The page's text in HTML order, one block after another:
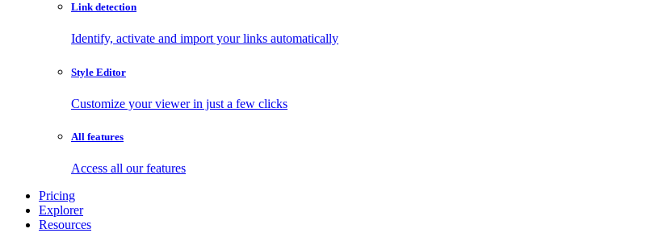
Link detection
Identify, activate and import your links automatically
Style Editor
Customize your viewer in just a few clicks
All features
Access all our features
Pricing
Explorer
Resources